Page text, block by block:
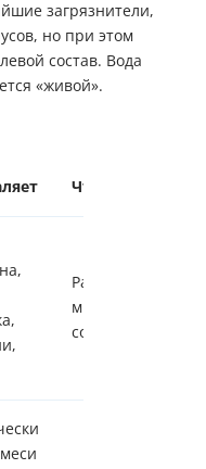
загрязнители,
но при этом
состав. Вода
«живой».
Что оставляет
Растворенные
минеральные
соли